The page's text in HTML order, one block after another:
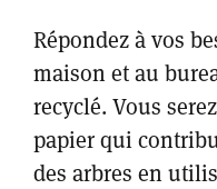
Répondez à vos
maison et au
recyclé. Vous
papier qui
des arbres en